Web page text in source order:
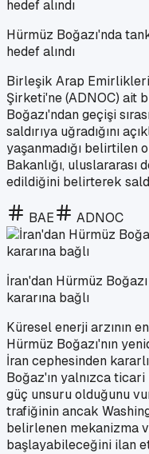
Hürmüz Boğazı'nda
hedef alındı
Birleşik Arap
Şirketi'ne (ADNOC) ait
Boğazı'ndan geçişi
saldırıya uğradığını
yaşanmadığı belirtilen
Bakanlığı,
edildiğini belirterek
BAE ADNOC
İran'dan Hürmüz
kararına bağlı
Küresel enerji arzının
Hürmüz Boğazı'nın
İran cephesinden
Boğaz'ın yalnızca
güç unsuru olduğunu
trafiğinin ancak
belirlenen mekanizma
başlayabileceğini ilan